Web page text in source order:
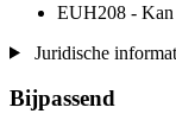
EUH208 - Kan
Juridische
Bijpassend